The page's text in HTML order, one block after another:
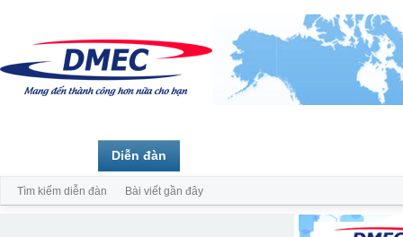
Diễn đàn
Tìm kiếm diễn đàn Bài viết gần đây